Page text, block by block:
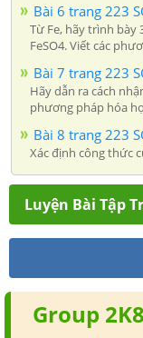
Bài 6 trang 223
Từ Fe, hãy trình
FeSO4. Viết các
Bài 7 trang 223
Hãy dẫn ra cách
phương pháp hóa
Bài 8 trang 223
Xác định công thức
Luyện Bài Tập
Group